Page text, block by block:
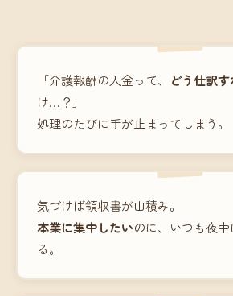
「介護報酬の入金って、 どう仕訳
け…？」
処理のたびに手が止まってしまう。
気づけば領収書が山積み。
本業に集中したいのに、いつも夜
る。